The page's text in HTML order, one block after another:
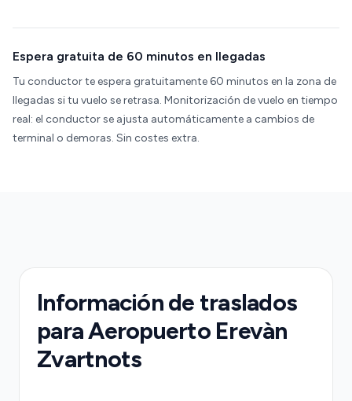
Espera gratuita de 60 minutos en llegadas
Tu conductor te espera gratuitamente 60 minutos en la zona de
llegadas si tu vuelo se retrasa. Monitorización de vuelo en tiempo
real: el conductor se ajusta automáticamente a cambios de
terminal o demoras. Sin costes extra.
Información de traslados
para Aeropuerto Erevàn
Zvartnots